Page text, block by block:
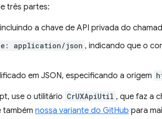
três partes:
a chave de API privada do
application/json , indicando que o
em JSON, especificando a origem
use o utilitário CrUXApiUtil , que faz a
nossa variante do GitHub para